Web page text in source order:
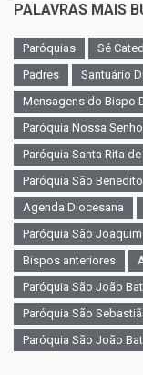
PALAVRAS MAIS
Paróquias
Sé
Padres
Santuário
Mensagens do Bispo
Paróquia Nossa
Paróquia Santa Rita
Paróquia São
Agenda Diocesana
Paróquia São
Bispos anteriores
Paróquia São João
Paróquia São
Paróquia São João